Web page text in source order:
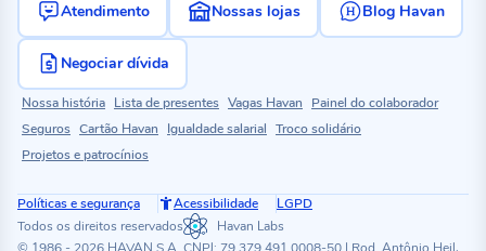
Atendimento Nossas lojas Blog Havan
Negociar dívida
Nossa história Lista de presentes Vagas Havan
Painel do colaborador
Seguros Cartão Havan Igualdade salarial Troco solidário
Projetos e patrocínios
Políticas e segurança Acessibilidade
LGPD
Todos os direitos reservados
Havan Labs